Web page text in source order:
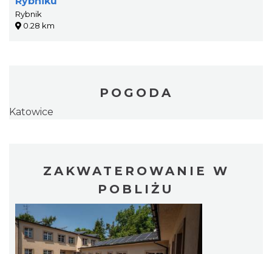
Rybnik
0.28 km
POGODA
Katowice
ZAKWATEROWANIE W
POBLIŻU